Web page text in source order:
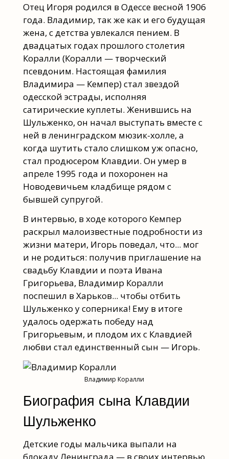
Отец Игоря родился в Одессе весной 1906
года. Владимир, так же как и его будущая
жена, с детства увлекался пением. В
двадцатых годах прошлого столетия
Коралли (Коралли — творческий
псевдоним. Настоящая фамилия
Владимира — Кемпер) стал звездой
одесской эстрады, исполняя
сатирические куплеты. Женившись на
Шульженко, он начал выступать вместе с
ней в ленинградском мюзик-холле, а
когда шутить стало слишком уж опасно,
стал продюсером Клавдии. Он умер в
апреле 1995 года и похоронен на
Новодевичьем кладбище рядом с
бывшей супругой.
В интервью, в ходе которого Кемпер
раскрыл малоизвестные подробности из
жизни матери, Игорь поведал, что... мог
и не родиться: получив приглашение на
свадьбу Клавдии и поэта Ивана
Григорьева, Владимир Коралли
поспешил в Харьков... чтобы отбить
Шульженко у соперника! Ему в итоге
удалось одержать победу над
Григорьевым, и плодом их с Клавдией
любви стал единственный сын — Игорь.
Владимир Коралли
Биография сына Клавдии
Шульженко
Детские годы мальчика выпали на